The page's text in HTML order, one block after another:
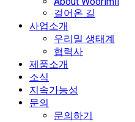
걸어온 길
사업소개
우리밀 생태계
협력사
제품소개
소식
지속가능성
문의
문의하기